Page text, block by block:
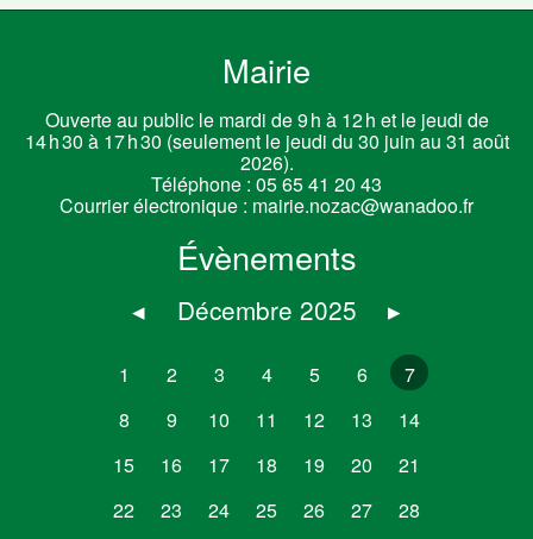
Mairie
Ouverte au public le mardi de 9 h à 12 h et le jeudi de
14 h 30 à 17 h 30 (seulement le jeudi du 30 juin au 31 août
2026).
Téléphone : 05 65 41 20 43
Courrier électronique : mairie.nozac@wanadoo.fr
Évènements
◂ Décembre 2025 ▸
1 2 3 4 5 6
7
8
9 10 11 12 13
14
15
16 17 18 19 20
21
22
23 24 25 26 27
28